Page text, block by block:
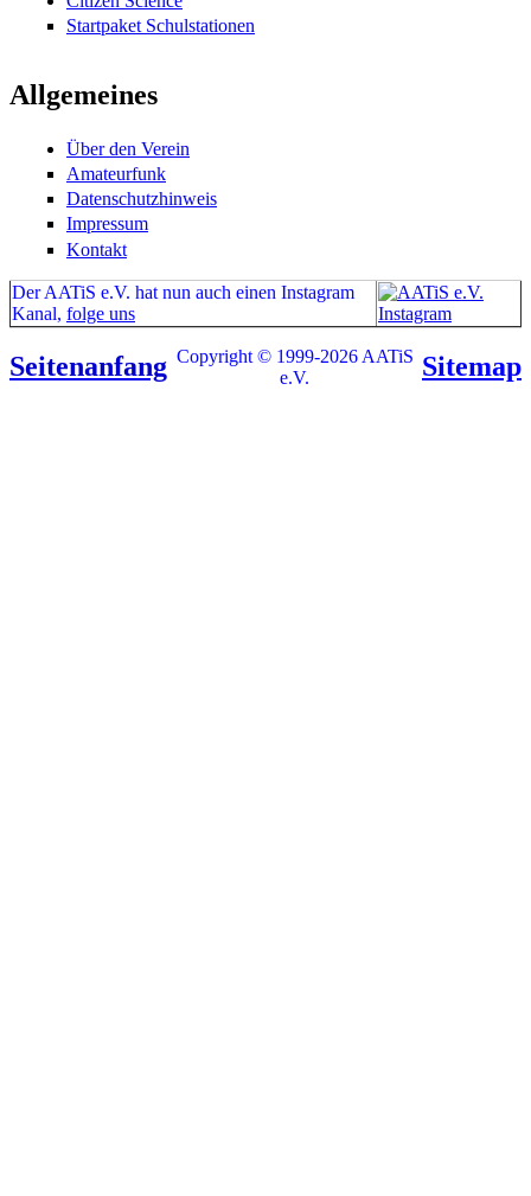
Startpaket Schulstationen
Allgemeines
Über den Verein
Amateurfunk
Datenschutzhinweis
Impressum
Kontakt
Der AATiS e.V. hat nun auch einen Instagram
Kanal, folge uns
Seitenanfang Copyright © 1999-2026 AATiS
e.V.
Sitemap